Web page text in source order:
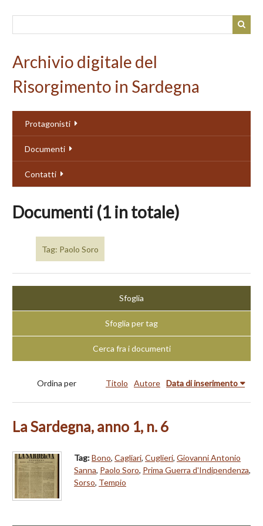
Archivio digitale del
Risorgimento in Sardegna
Protagonisti
Documenti
Contatti
Documenti (1 in totale)
Tag: Paolo Soro
Sfoglia
Sfoglia per tag
Cerca fra i documenti
Ordina per Titolo Autore Data di inserimento
La Sardegna, anno 1, n. 6
Tag:Bono, Cagliari, Cuglieri, Giovanni Antonio
Sanna, Paolo Soro, Prima Guerra d'Indipendenza,
Sorso, Tempio